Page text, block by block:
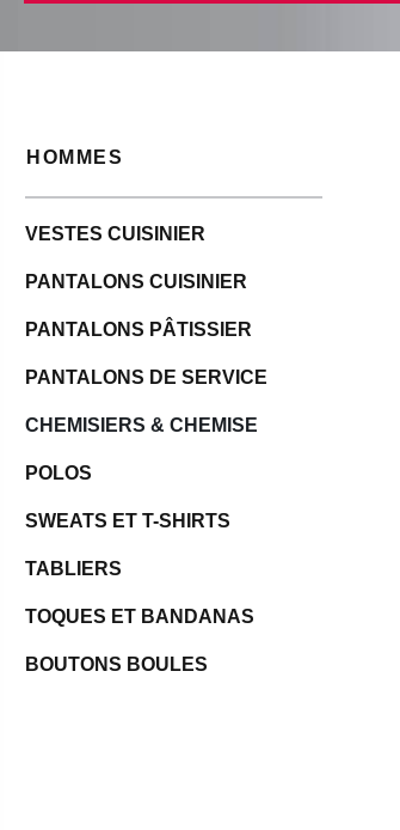
HOMMES
VESTES CUISINIER
PANTALONS CUISINIER
PANTALONS PÂTISSIER
PANTALONS DE SERVICE
CHEMISIERS & CHEMISE
POLOS
SWEATS ET T-SHIRTS
TABLIERS
TOQUES ET BANDANAS
BOUTONS BOULES